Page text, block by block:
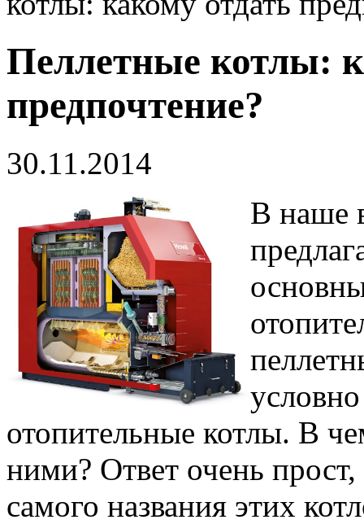
Пеллетные котлы:
предпочтение?
30.11.2014
В наше
отопительные котлы. В
ними? Ответ очень
самого названия этих